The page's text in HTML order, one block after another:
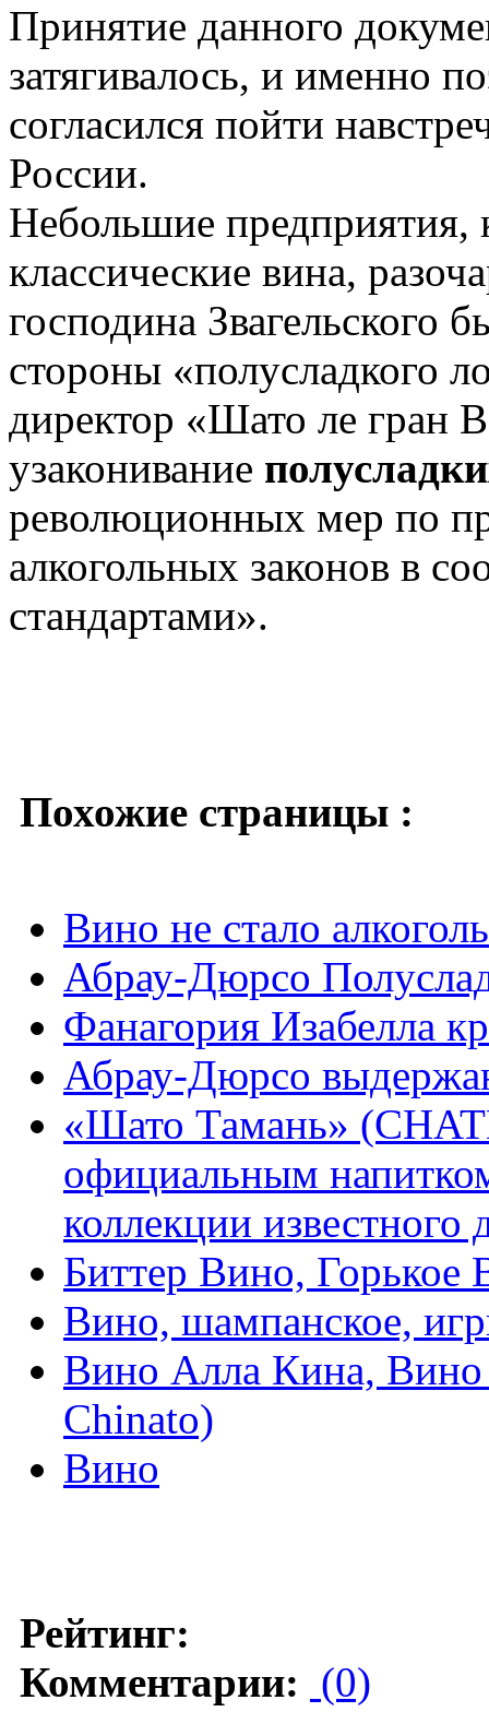
Принятие данного
затягивалось, и именно
согласился пойти
России.
Небольшие предприятия,
классические вина,
господина Звагельского
стороны «полусладкого
директор «Шато ле гран
узаконивание
революционных мер по
алкогольных законов в
стандартами».
Похожие страницы :
Вино не стало
Абрау-Дюрсо
Фанагория Изабелла
Абрау-Дюрсо
«Шато Тамань»
официальным
коллекции
Биттер Вино,
Вино, шампанское,
Вино Алла Кина,
Chinato)
Вино
Рейтинг:
Комментарии: (0)